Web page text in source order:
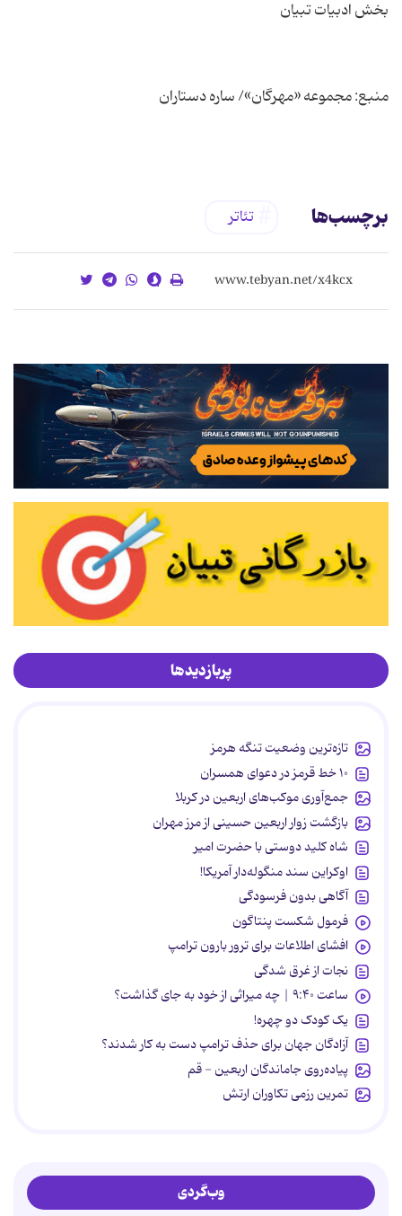
برچسب‌ها تئاتر
پربازدیدها
تازه‌ترین وضعیت تنگه هرمز
۱۰ خط قرمز در دعوای همسران
جمع‌آوری موکب‌های اربعین در کربلا
بازگشت زوار اربعین حسینی از مرز مهران
شاه کلید دوستی با حضرت امیر
اوکراین سند منگوله‌دار آمریکا!
آگاهی بدون فرسودگی
فرمول شکست پنتاگون
افشای اطلاعات برای ترور بارون ترامپ
نجات از غرق شدگی
ساعت ۹:۴۰ | چه میراثی از خود به جای گذاشت؟
یک کودک دو چهره!
آزادگان جهان برای حذف ترامپ دست به کار شدند؟
پیاده‌روی جاماندگان اربعین - قم
تمرین رزمی تکاوران ارتش
وب‌گردی